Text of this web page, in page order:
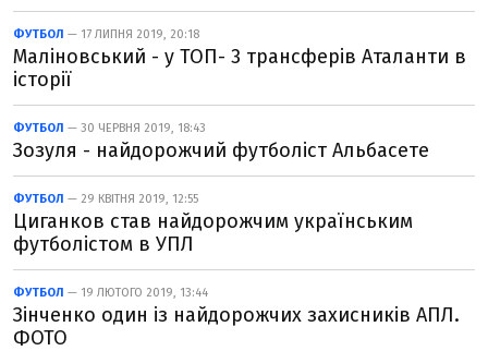
ФУТБОЛ — 17 ЛИПНЯ 2019, 20:18
Маліновський - у ТОП- 3 трансферів Аталанти в
історії
ФУТБОЛ — 30 ЧЕРВНЯ 2019, 18:43
Зозуля - найдорожчий футболіст Альбасете
ФУТБОЛ — 29 КВІТНЯ 2019, 12:55
Циганков став найдорожчим українським
футболістом в УПЛ
ФУТБОЛ — 19 ЛЮТОГО 2019, 13:44
Зінченко один із найдорожчих захисників АПЛ.
ФОТО